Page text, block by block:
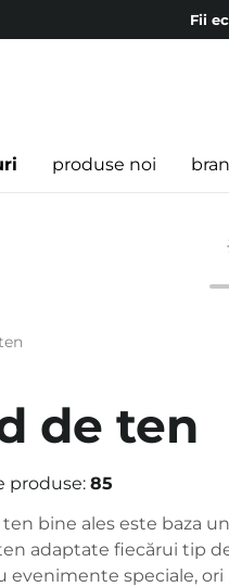
Fii
Livrare mai ieftină
produse noi
de ten
produse: 85
bine ales este baza
adaptate fiecărui tip
evenimente speciale,